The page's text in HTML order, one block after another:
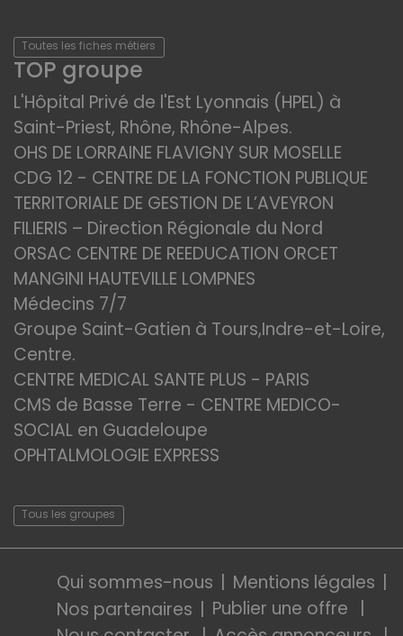
Toutes les fiches métiers
TOP groupe
L'Hôpital Privé de l'Est Lyonnais (HPEL) à
Saint-Priest, Rhône, Rhône-Alpes.
OHS DE LORRAINE FLAVIGNY SUR MOSELLE
CDG 12 - CENTRE DE LA FONCTION PUBLIQUE
TERRITORIALE DE GESTION DE L’AVEYRON
FILIERIS – Direction Régionale du Nord
ORSAC CENTRE DE REEDUCATION ORCET
MANGINI HAUTEVILLE LOMPNES
Médecins 7/7
Groupe Saint-Gatien à Tours,Indre-et-Loire,
Centre.
CENTRE MEDICAL SANTE PLUS - PARIS
CMS de Basse Terre - CENTRE MEDICO-
SOCIAL en Guadeloupe
OPHTALMOLOGIE EXPRESS
Tous les groupes
Qui sommes-nous
Mentions légales
Nos partenaires
Publier une offre